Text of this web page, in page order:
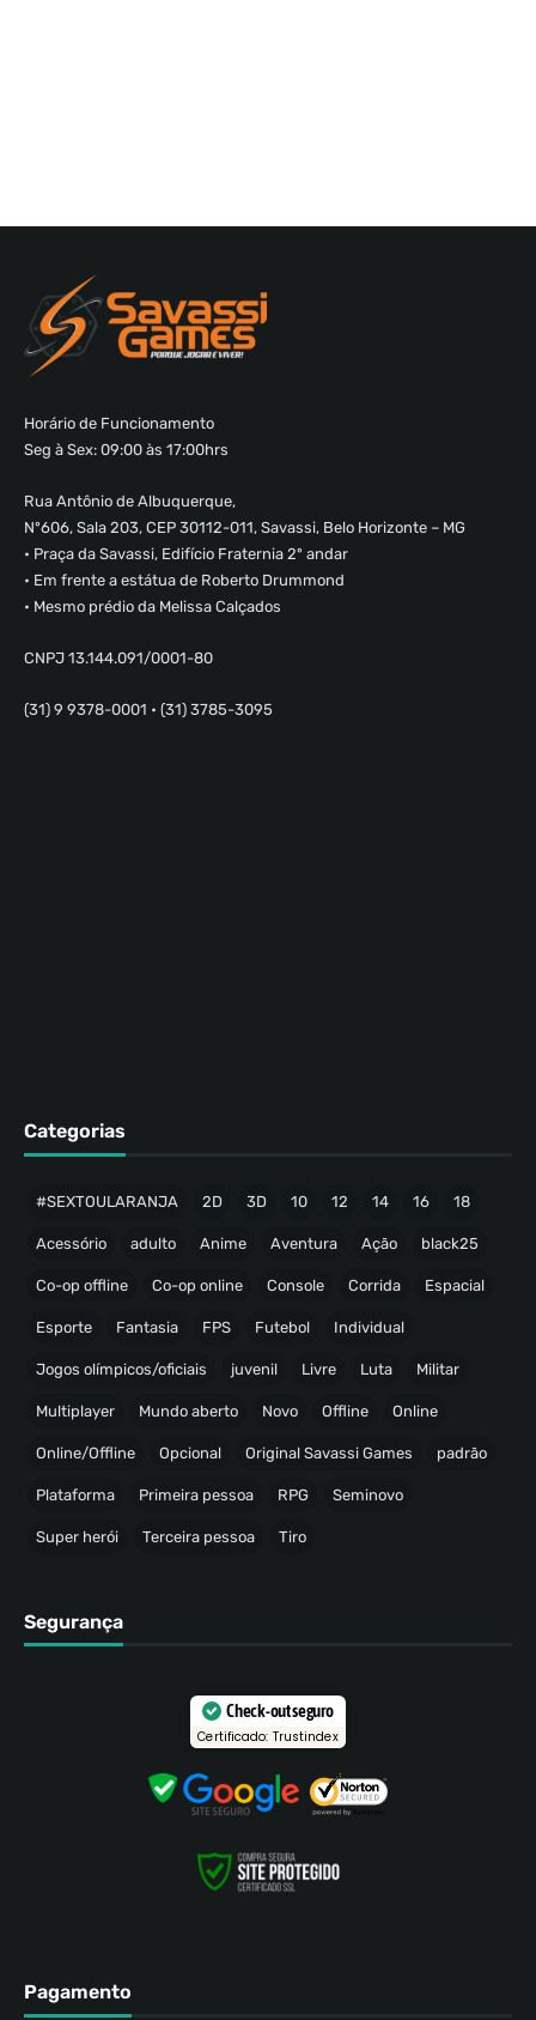
Horário de Funcionamento
Seg à Sex: 09:00 às 17:00hrs
Rua Antônio de Albuquerque,
Nº606, Sala 203, CEP 30112-011, Savassi, Belo Horizonte – MG
• Praça da Savassi, Edifício Fraternia 2º andar
• Em frente a estátua de Roberto Drummond
• Mesmo prédio da Melissa Calçados
CNPJ 13.144.091/0001-80
(31) 9 9378-0001 • (31) 3785-3095
Categorias
#SEXTOULARANJA 2D 3D 10 12 14 16 18
Acessório adulto Anime Aventura Ação black25
Co-op offline Co-op online Console Corrida Espacial
Esporte Fantasia FPS Futebol Individual
Jogos olímpicos/oficiais juvenil Livre Luta Militar
Multiplayer Mundo aberto Novo Offline Online
Online/Offline Opcional Original Savassi Games padrão
Plataforma Primeira pessoa RPG Seminovo
Super herói Terceira pessoa Tiro
Segurança
Check-out seguro
Certificado: Trustindex
Pagamento